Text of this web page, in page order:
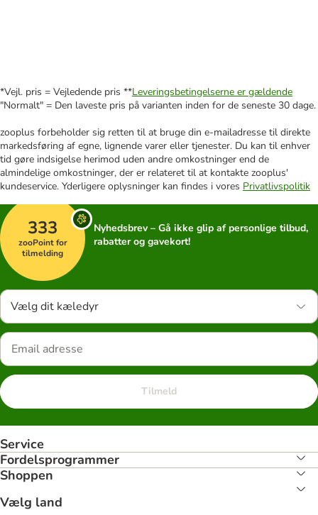
*Vejl. pris = Vejledende pris **Leveringsbetingelserne er gældende
"Normalt" = Den laveste pris på varianten inden for de seneste 30 dage.
zooplus forbeholder sig retten til at bruge din e-mailadresse til direkte
markedsføring af egne, lignende varer eller tjenester. Du kan til enhver
tid gøre indsigelse herimod uden andre omkostninger end de
almindelige omkostninger, der er relateret til at kontakte zooplus'
kundeservice. Yderligere oplysninger kan findes i vores Privatlivspolitik
333
zooPoint for
tilmelding
Nyhedsbrev – Gå ikke glip af personlige tilbud,
rabatter og gavekort!
Vælg dit kæledyr
Tilmeld
Service
Fordelsprogrammer
Shoppen
Vælg land